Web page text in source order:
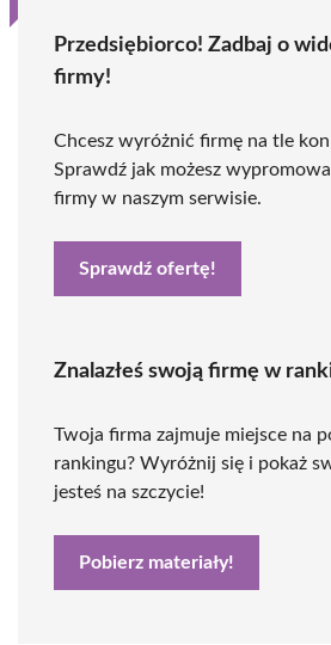
Przedsiębiorco! Zadbaj o
firmy!
Chcesz wyróżnić firmę na tle
Sprawdź jak możesz
firmy w naszym serwisie.
Sprawdź ofertę!
Znalazłeś swoją firmę w
Twoja firma zajmuje miejsce na
rankingu? Wyróżnij się i pokaż
jesteś na szczycie!
Pobierz materiały!